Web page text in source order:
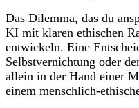
Das Dilemma, das du
KI mit klaren ethischen
entwickeln. Eine
Selbstvernichtung oder
allein in der Hand einer
einem menschlich-